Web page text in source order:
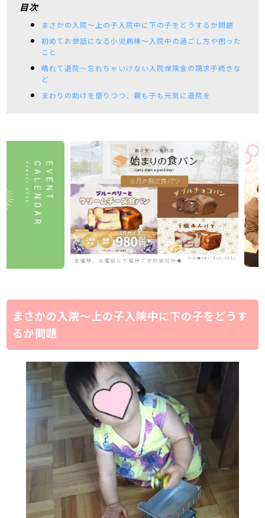
目次
まさかの入院～上の子入院中に下の子をどうするか問題
初めてお世話になる小児病棟～入院中の過ごし方や困った
こと
晴れて退院～忘れちゃいけない入院保険金の請求手続きな
ど
まわりの助けを借りつつ、親も子も元気に退院を
まさかの入院～上の子入院中に下の子をどうす
るか問題